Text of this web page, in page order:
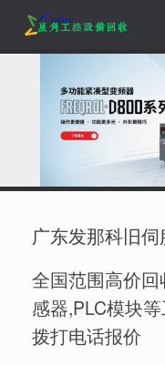
content
广东发那科旧
全国范围高价
感器,PLC模块
拨打电话报价